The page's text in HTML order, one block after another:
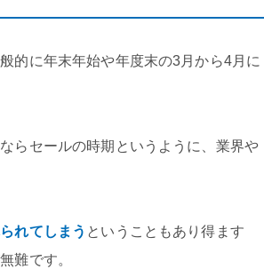
的に年末年始や年度末の3月から4月に
らセールの時期というように、業界や
れてしまう ということもあり得ます
難です。